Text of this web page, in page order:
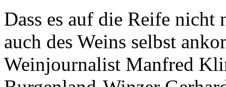
Dass es auf die Reife nicht
auch des Weins selbst
Weinjournalist Manfred